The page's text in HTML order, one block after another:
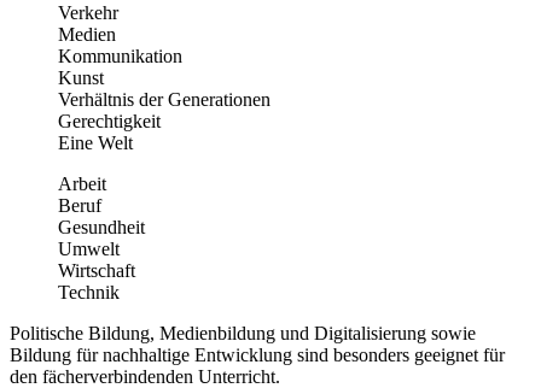
Verkehr
Medien
Kommunikation
Kunst
Verhältnis der Generationen
Gerechtigkeit
Eine Welt
Arbeit
Beruf
Gesundheit
Umwelt
Wirtschaft
Technik
Politische Bildung, Medienbildung und Digitalisierung sowie
Bildung für nachhaltige Entwicklung sind besonders geeignet für
den fächerverbindenden Unterricht.